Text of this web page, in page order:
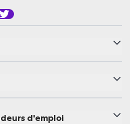
d'emploi